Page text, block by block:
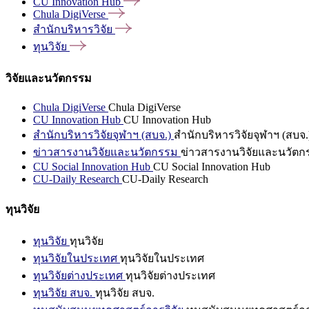
Chula DigiVerse
สำนักบริหารวิจัย
ทุนวิจัย
วิจัยและนวัตกรรม
Chula DigiVerse Chula DigiVerse
CU Innovation Hub CU Innovation Hub
สำนักบริหารวิจัยจุฬาฯ (สบจ.) สำนักบริหารวิจัยจุฬาฯ (สบจ
ข่าวสารงานวิจัยและนวัตกรรม ข่าวสารงานวิจัยและนวัตก
CU Social Innovation Hub CU Social Innovation Hub
CU-Daily Research CU-Daily Research
ทุนวิจัย
ทุนวิจัย ทุนวิจัย
ทุนวิจัยในประเทศ ทุนวิจัยในประเทศ
ทุนวิจัยต่างประเทศ ทุนวิจัยต่างประเทศ
ทุนวิจัย สบจ. ทุนวิจัย สบจ.